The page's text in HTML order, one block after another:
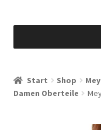
Allgemeine
Start Shop
Damen Oberteile